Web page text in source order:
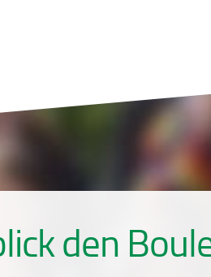
den